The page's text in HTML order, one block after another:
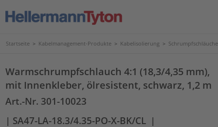
Startseite > Kabelmanagement-Produkte > Kabelisolierung > Schrumpfschläuche
Warmschrumpfschlauch 4:1 (18,3/4,35 mm),
mit Innenkleber, ölresistent, schwarz, 1,2 m
Art.-Nr. 301-10023
| SA47-LA-18.3/4.35-PO-X-BK/CL |